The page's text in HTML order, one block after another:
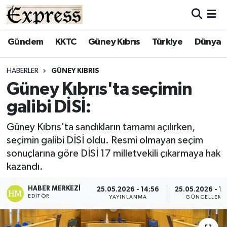
Gündem KKTC Güney Kıbrıs Türkiye Dünya
HABERLER GÜNEY KIBRIS
Güney Kıbrıs'ta seçimin
galibi DİSİ:
Güney Kıbrıs'ta sandıkların tamamı açılırken,
seçimin galibi DİSİ oldu. Resmi olmayan seçim
sonuçlarına göre DİSİ 17 milletvekili çıkarmaya hak
kazandı.
HABER MERKEZI
EDITÖR
25.05.2026 - 14:56
YAYINLANMA
25.05.2026 -
GÜNCELLEME
ALAYKÖY
BİLİM
DÜNYA
EĞİTİM
EKONOMİ
ENGLISH
Hava Durumu
Süper Lig Puan Durumu ve Fikstür
Son Dakika Haberleri
Haber Arşivi